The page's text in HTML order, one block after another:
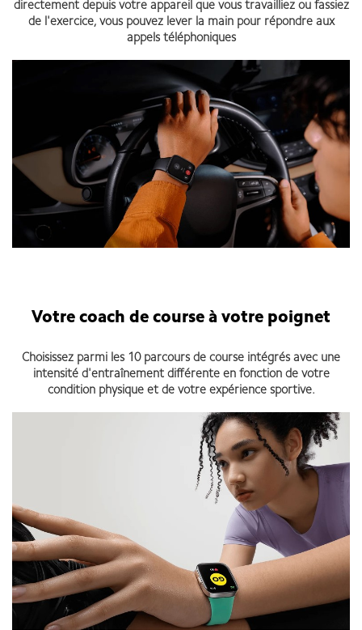
directement depuis votre appareil que vous travailliez ou fassiez
de l'exercice, vous pouvez lever la main pour répondre aux
appels téléphoniques
Votre coach de course à votre poignet
Choisissez parmi les 10 parcours de course intégrés avec une
intensité d'entraînement différente en fonction de votre
condition physique et de votre expérience sportive.